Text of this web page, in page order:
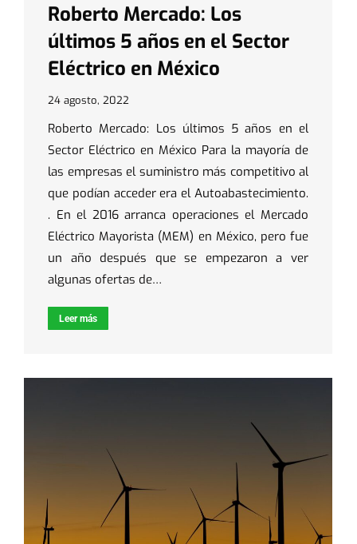
Roberto Mercado: Los
últimos 5 años en el Sector
Eléctrico en México
24 agosto, 2022
Roberto Mercado: Los últimos 5 años en el
Sector Eléctrico en México Para la mayoría de
las empresas el suministro más competitivo al
que podían acceder era el Autoabastecimiento.
. En el 2016 arranca operaciones el Mercado
Eléctrico Mayorista (MEM) en México, pero fue
un año después que se empezaron a ver
algunas ofertas de…
Leer más